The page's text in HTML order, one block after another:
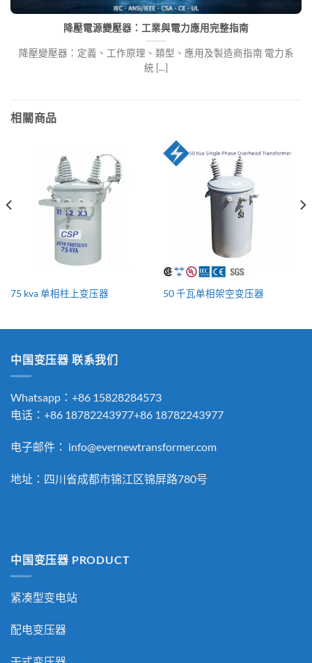
降壓電源變壓器：工業與電力應用完整指南
降壓變壓器：定義、工作原理、類型、應用及製造商指南 電力系
統 [...]
相關商品
75 kva 单相柱上变压器 50 千瓦单相架空变压器
中国变压器 联系我们
Whatsapp：+86 15828284573
电话：+86 18782243977+86 18782243977
电子邮件： info@evernewtransformer.com
地址：四川省成都市锦江区锦屏路780号
中国变压器 PRODUCT
紧凑型变电站
配电变压器